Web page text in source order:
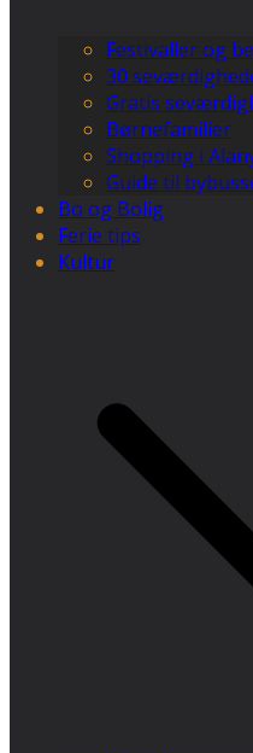
Festivaller og
30
Gratis
Børnefamilier
Shopping i
Guide til
Bo og Bolig
Ferie tips
Kultur